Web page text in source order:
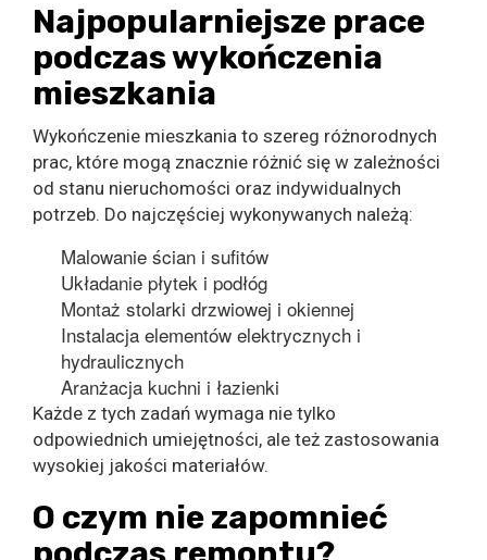
Najpopularniejsze prace
podczas wykończenia
mieszkania
Wykończenie mieszkania to szereg różnorodnych
prac, które mogą znacznie różnić się w zależności
od stanu nieruchomości oraz indywidualnych
potrzeb. Do najczęściej wykonywanych należą:
Malowanie ścian i sufitów
Układanie płytek i podłóg
Montaż stolarki drzwiowej i okiennej
Instalacja elementów elektrycznych i
hydraulicznych
Aranżacja kuchni i łazienki
Każde z tych zadań wymaga nie tylko
odpowiednich umiejętności, ale też zastosowania
wysokiej jakości materiałów.
O czym nie zapomnieć